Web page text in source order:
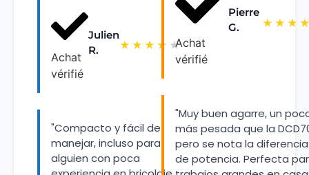
Achat
vérifié
Julien
R.
★ ★ ★ ★ ★
"Compacto y fácil de
manejar, incluso para
alguien con poca
Achat
vérifié
Pierre
G.
★ ★ ★
"Muy buen agarre, un
más pesada que la
pero se nota la diferencia
de potencia. Perfecta